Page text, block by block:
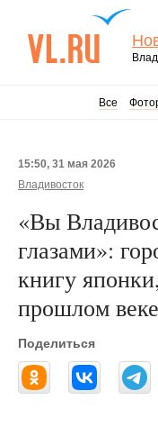
Все
15:50, 31 мая 2026
Владивосток
«Вы
глазами»:
книгу
прошлом веке
Поделиться